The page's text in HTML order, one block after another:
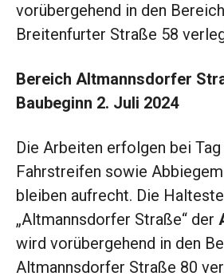
vorübergehend in den
Breitenfurter Straße 58
Bereich Altmannsdorfer
Baubeginn 2. Juli 2024
Die Arbeiten erfolgen bei Tag
Fahrstreifen sowie
bleiben aufrecht. Die
„Altmannsdorfer Straße“ der
wird vorübergehend in den
Altmannsdorfer Straße 80